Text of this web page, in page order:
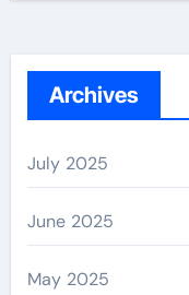
Archives
July 2025
June 2025
May 2025